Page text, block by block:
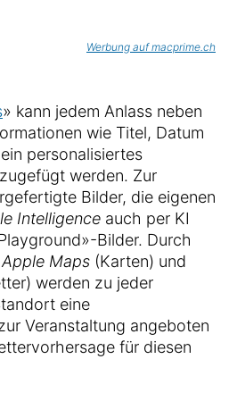
Werbung auf macprime.ch
» kann jedem Anlass neben
wie Titel, Datum
personalisiertes
werden. Zur
Bilder, die eigenen
Intelligence auch per KI
Bilder. Durch
Apple Maps (Karten) und
werden zu jeder
eine
Veranstaltung angeboten
für diesen